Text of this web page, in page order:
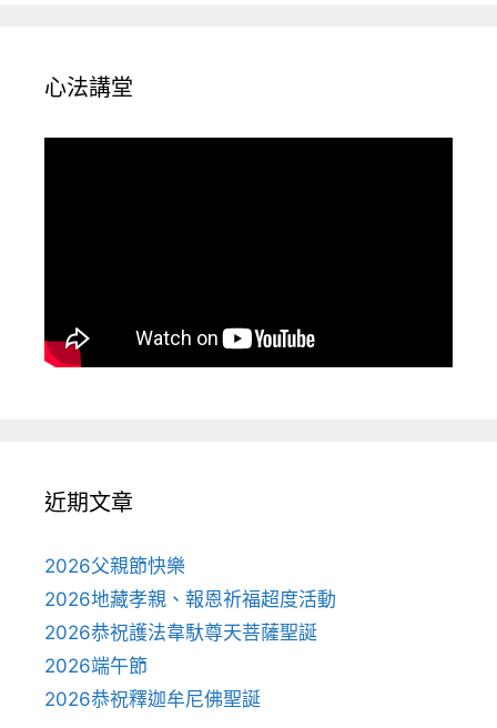
心法講堂
近期文章
2026父親節快樂
2026地藏孝親、報恩祈福超度活動
2026恭祝護法韋馱尊天菩薩聖誕
2026端午節
2026恭祝釋迦牟尼佛聖誕